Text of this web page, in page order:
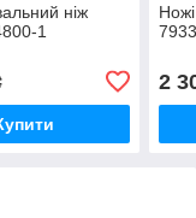
ніж
1
2